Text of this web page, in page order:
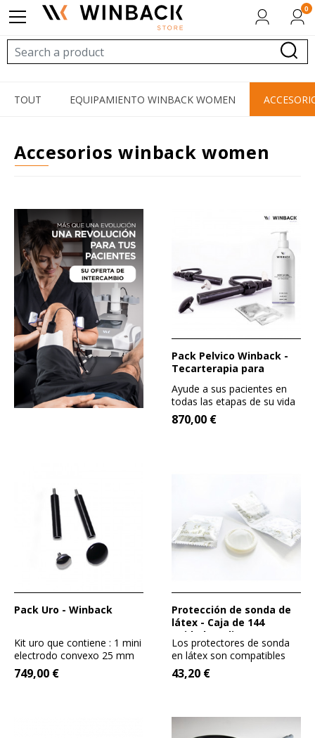
TOUT EQUIPAMIENTO WINBACK WOMEN
accesorios winback women
Pack Pelvico Winback -
Tecarterapia para
Ayude a sus pacientes en
todas las etapas de su vida
con el Pack Pélvico no...
870,00 €
Pack Uro - Winback
Kit uro que contiene : 1 mini
electrodo convexo 25 mm
RET 1 mini...
749,00 €
Protección de sonda de
látex - Caja de 144
unidades (diam 33 mm) -
Winback
Los protectores de sonda
en látex son compatibles
con los accesorios...
43,20 €
0